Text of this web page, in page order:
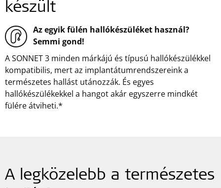
készült
Az egyik fülén hallókészüléket használ?
Semmi gond!
A SONNET 3 minden márkájú és típusú hallókészülékkel
kompatibilis, mert az implantátumrendszereink a
természetes hallást utánozzák. És egyes
hallókészülékekkel a hangot akár egyszerre mindkét
fülére átviheti.*
A legközelebb a természetes